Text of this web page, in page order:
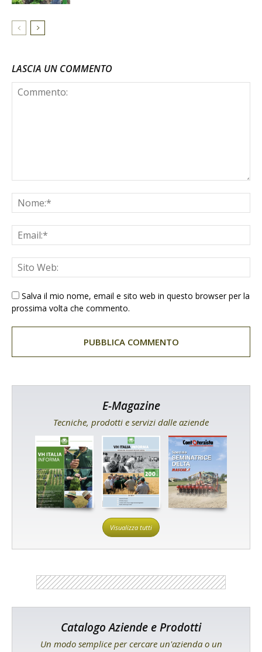
LASCIA UN COMMENTO
Salva il mio nome, email e sito web in questo browser per la
prossima volta che commento.
E-Magazine
Tecniche, prodotti e servizi dalle aziende
Visualizza tutti
Catalogo Aziende e Prodotti
Un modo semplice per cercare un'azienda o un